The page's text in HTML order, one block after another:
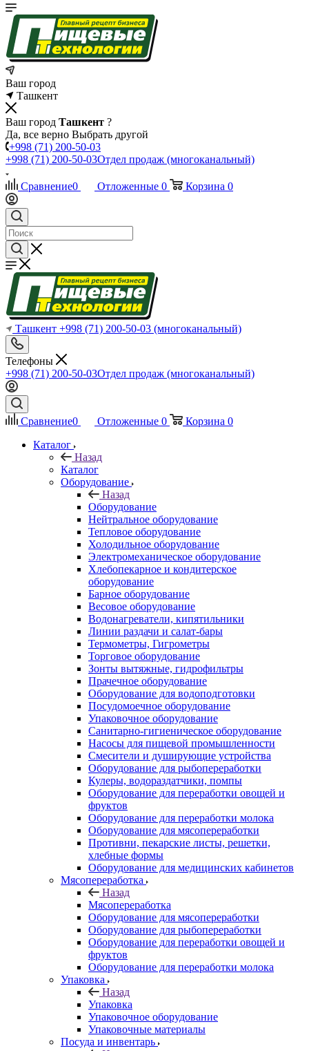
Ваш город
Ташкент
Ваш город Ташкент ?
Да, все верно Выбрать другой
+998 (71) 200-50-03
+998 (71) 200-50-03Отдел продаж (многоканальный)
Сравнение0 Отложенные 0 Корзина 0
Ташкент +998 (71) 200-50-03 (многоканальный)
Телефоны
+998 (71) 200-50-03Отдел продаж (многоканальный)
Сравнение0 Отложенные 0 Корзина 0
Каталог
Назад
Каталог
Оборудование
Назад
Оборудование
Нейтральное оборудование
Тепловое оборудование
Холодильное оборудование
Электромеханическое оборудование
Хлебопекарное и кондитерское
оборудование
Барное оборудование
Весовое оборудование
Водонагреватели, кипятильники
Линии раздачи и салат-бары
Термометры, Гигрометры
Торговое оборудование
Зонты вытяжные, гидрофильтры
Прачечное оборудование
Оборудование для водоподготовки
Посудомоечное оборудование
Упаковочное оборудование
Санитарно-гигиеническое оборудование
Насосы для пищевой промышленности
Смесители и душирующие устройства
Оборудование для рыбопереработки
Кулеры, водораздатчики, помпы
Оборудование для переработки овощей и
фруктов
Оборудование для переработки молока
Оборудование для мясопереработки
Противни, пекарские листы, решетки,
хлебные формы
Оборудование для медицинских кабинетов
Мясопереработка
Назад
Мясопереработка
Оборудование для мясопереработки
Оборудование для рыбопереработки
Оборудование для переработки овощей и
фруктов
Оборудование для переработки молока
Упаковка
Назад
Упаковка
Упаковочное оборудование
Упаковочные материалы
Посуда и инвентарь